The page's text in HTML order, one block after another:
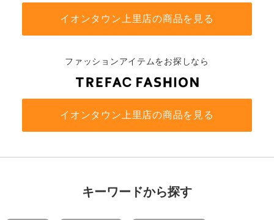
イオンタウン上里店の商品を見る
ファッションアイテムをお探しなら
イオンタウン上里店の商品を見る
キーワードから探す